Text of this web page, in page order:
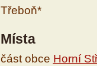
Třeboň*
Místa
část obce Horní